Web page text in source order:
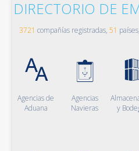
DIRECTORIO DE
3721 compañías registradas, 51 países,
Agencias de
Aduana
Agencias
Navieras
y